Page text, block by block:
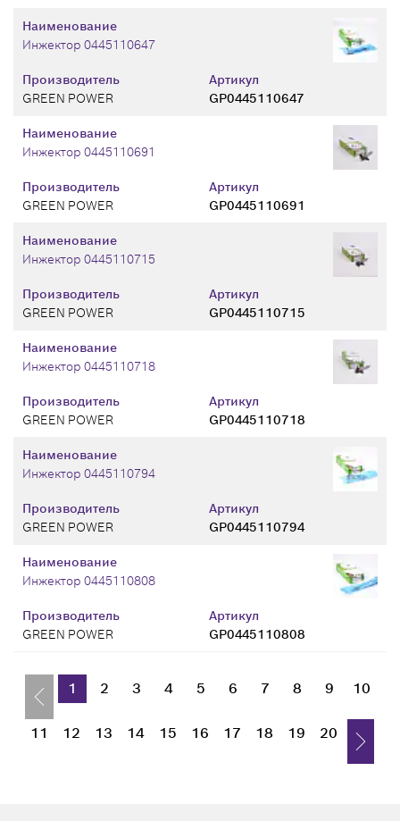
Производитель
GREEN POWER
Артикул
GP0445110647
Наименование
Инжектор 0445110647
Производитель
GREEN POWER
Артикул
GP0445110691
Наименование
Инжектор 0445110691
Производитель
GREEN POWER
Артикул
GP0445110715
Наименование
Инжектор 0445110715
Производитель
GREEN POWER
Артикул
GP0445110718
Наименование
Инжектор 0445110718
Производитель
GREEN POWER
Артикул
GP0445110794
Наименование
Инжектор 0445110794
Производитель
GREEN POWER
Артикул
GP0445110808
Наименование
Инжектор 0445110808
1 2 3 4 5 6 7 8 9 10
11 12 13 14 15 16 17 18 19 20